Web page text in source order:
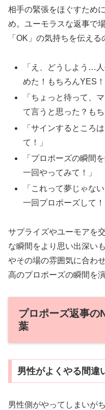
相手の緊張をほぐすため
め。ユーモラスな返事で
「OK」の気持ちを伝える
「え、どうしよう…
めた！もちろんYES！
「ちょっと待って、
て言うと思った？もち
「サインするところ
て！」
「プロポーズの瞬間
一回やってみて！」
「これって夢じゃな
一回プロポーズして！
サプライズやユーモアを
な瞬間をより思い出深い
やその場の雰囲気に合わ
高のプロポーズの瞬間を
プロポーズ返事の
葉
男性がよくやる間違
男性側がやってしまいが